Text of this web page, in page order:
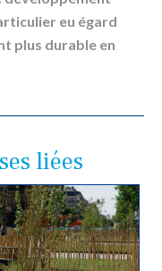
eu égard
plus durable en
liées